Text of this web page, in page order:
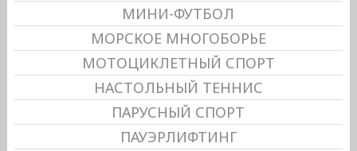
МИНИ-ФУТБОЛ
МОРСКОЕ МНОГОБОРЬЕ
МОТОЦИКЛЕТНЫЙ СПОРТ
НАСТОЛЬНЫЙ ТЕННИС
ПАРУСНЫЙ СПОРТ
ПАУЭРЛИФТИНГ